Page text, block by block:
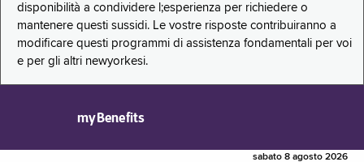
disponibilità a condividere l;esperienza per richiedere o
mantenere questi sussidi. Le vostre risposte contribuiranno a
modificare questi programmi di assistenza fondamentali per voi
e per gli altri newyorkesi.
myBenefits
sabato 8 agosto 2026